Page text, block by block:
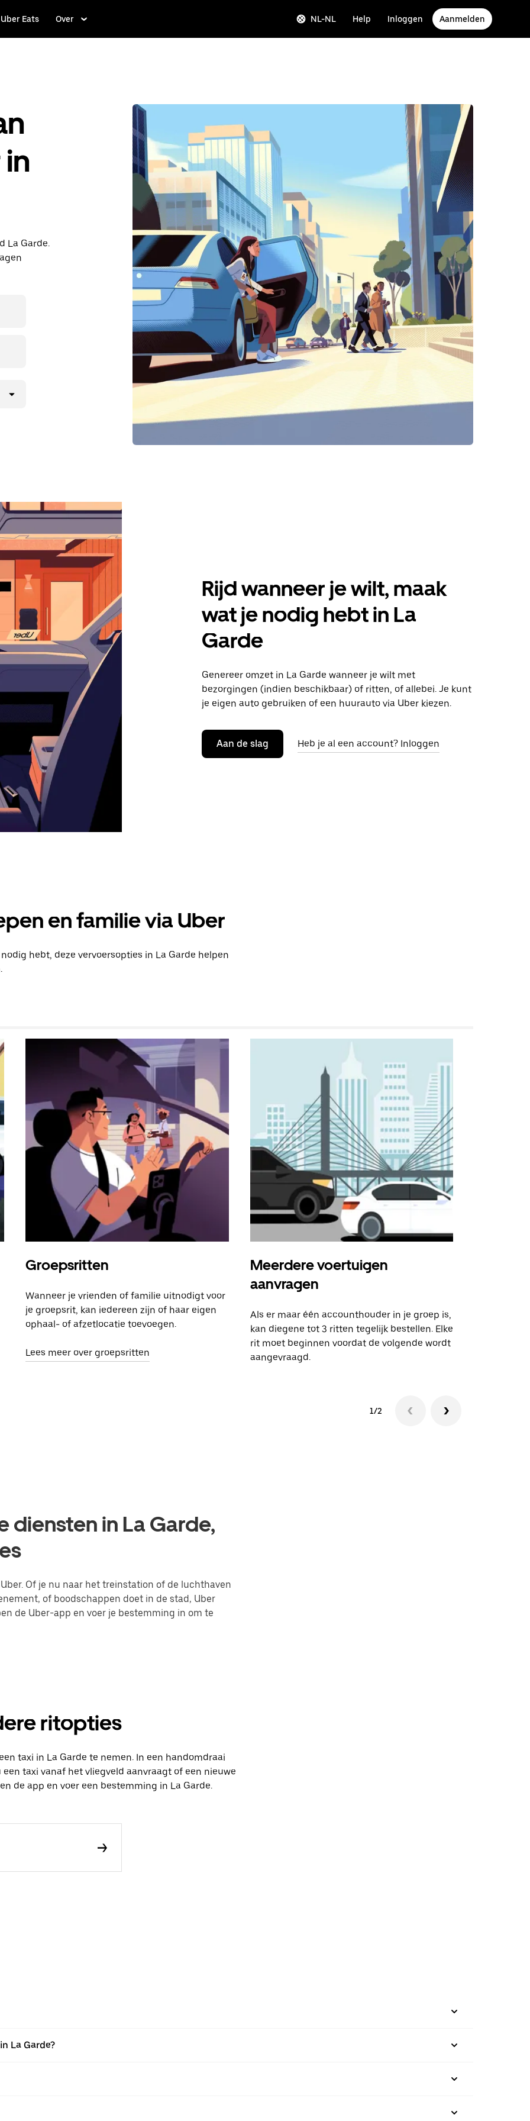
Uber Eats Over NL-NL Help Inloggen Aanmelden
La Garde.
Rijd wanneer je wilt, maak
wat je nodig hebt in La
Garde
Genereer omzet in La Garde wanneer je wilt met
bezorgingen (indien beschikbaar) of ritten, of allebei. Je kunt
je eigen auto gebruiken of een huurauto via Uber kiezen.
Aan de slag Heb je al een account? Inloggen
en familie via Uber
hebt, deze vervoersopties in La Garde helpen
Groepsritten
Wanneer je vrienden of familie uitnodigt voor
je groepsrit, kan iedereen zijn of haar eigen
ophaal- of afzetlocatie toevoegen.
Lees meer over groepsritten
Meerdere voertuigen
aanvragen
Als er maar één accounthouder in je groep is,
kan diegene tot 3 ritten tegelijk bestellen. Elke
rit moet beginnen voordat de volgende wordt
aangevraagd.
1/2
diensten in La Garde,
Of je nu naar het treinstation of de luchthaven
of boodschappen doet in de stad, Uber
de Uber-app en voer je bestemming in om te
ritopties
taxi in La Garde te nemen. In een handomdraai
taxi vanaf het vliegveld aanvraagt of een nieuwe
de app en voer een bestemming in La Garde.
La Garde?